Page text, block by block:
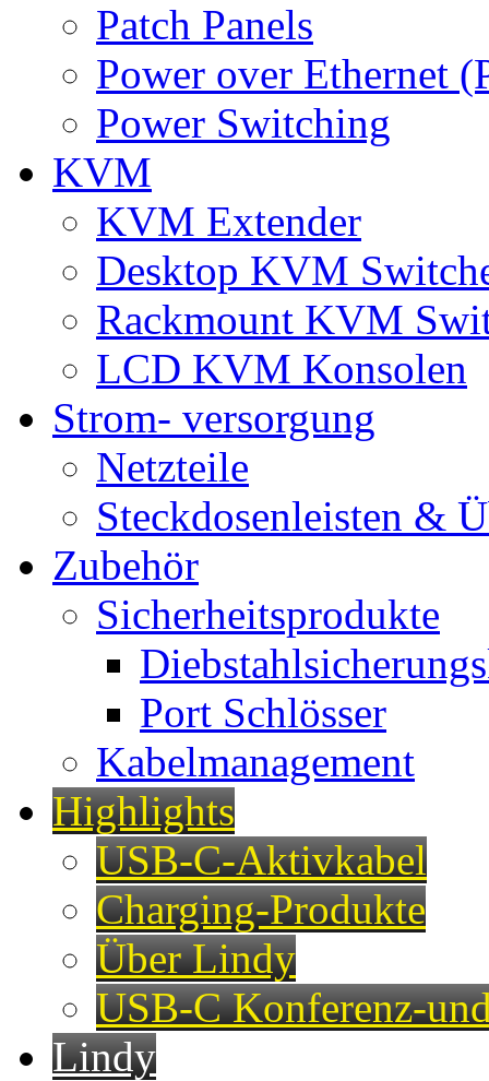
Patch Panels
Power over Ethernet
Power Switching
KVM
KVM Extender
Desktop KVM
Rackmount KVM
LCD KVM Konsolen
Strom- versorgung
Netzteile
Steckdosenleisten &
Zubehör
Sicherheitsprodukte
Port Schlösser
Kabelmanagement
Highlights
USB-C-Aktivkabel
Charging-Produkte
Über Lindy
USB-C Konferenz-
Lindy